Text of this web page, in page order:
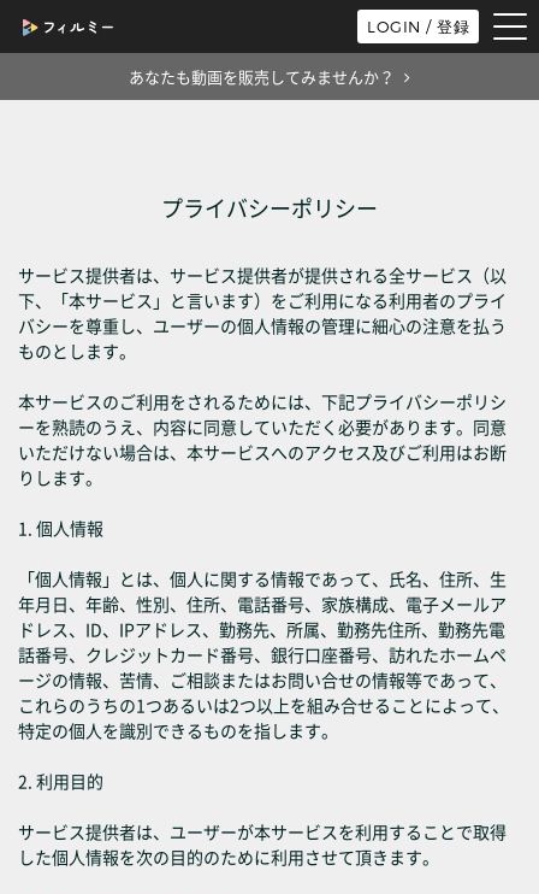
LOGIN / 登録
あなたも動画を販売してみませんか？
プライバシーポリシー
サービス提供者は、サービス提供者が提供される全サービス（以
下、「本サービス」と言います）をご利用になる利用者のプライ
バシーを尊重し、ユーザーの個人情報の管理に細心の注意を払う
ものとします。
本サービスのご利用をされるためには、下記プライバシーポリシ
ーを熟読のうえ、内容に同意していただく必要があります。同意
いただけない場合は、本サービスへのアクセス及びご利用はお断
りします。
1. 個人情報
「個人情報」とは、個人に関する情報であって、氏名、住所、生
年月日、年齢、性別、住所、電話番号、家族構成、電子メールア
ドレス、ID、IPアドレス、勤務先、所属、勤務先住所、勤務先電
話番号、クレジットカード番号、銀行口座番号、訪れたホームペ
ージの情報、苦情、ご相談またはお問い合せの情報等であって、
これらのうちの1つあるいは2つ以上を組み合せることによって、
特定の個人を識別できるものを指します。
2. 利用目的
サービス提供者は、ユーザーが本サービスを利用することで取得
した個人情報を次の目的のために利用させて頂きます。